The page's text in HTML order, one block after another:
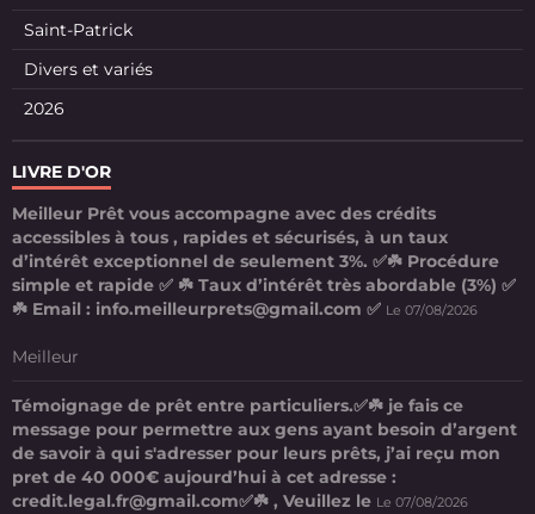
Saint-Patrick
Divers et variés
2026
LIVRE D'OR
Meilleur Prêt vous accompagne avec des crédits
accessibles à tous , rapides et sécurisés, à un taux
d’intérêt exceptionnel de seulement 3%. ✅☘️ Procédure
simple et rapide ✅ ☘️ Taux d’intérêt très abordable (3%) ✅
☘️ Email : info.meilleurprets@gmail.com ✅ Le 07/08/2026
Meilleur
Témoignage de prêt entre particuliers.✅☘️ je fais ce
message pour permettre aux gens ayant besoin d’argent
de savoir à qui s'adresser pour leurs prêts, j’ai reçu mon
pret de 40 000€ aujourd’hui à cet adresse :
credit.legal.fr@gmail.com✅☘️ , Veuillez le Le 07/08/2026